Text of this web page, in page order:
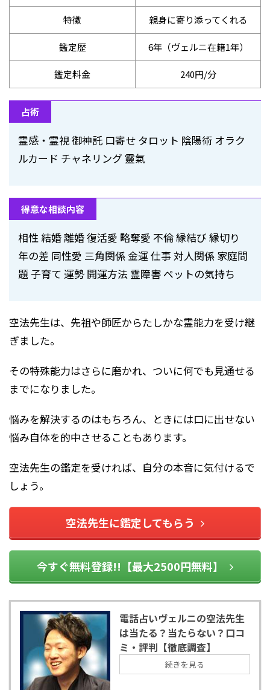
特徴 親身に寄り添ってくれる
鑑定歴 6年（ヴェルニ在籍1年）
鑑定料金 240円/分
占術
霊感・霊視 御神託 口寄せ タロット 陰陽術 オラク
ルカード チャネリング 靈氣
得意な相談内容
相性 結婚 離婚 復活愛 略奪愛 不倫 縁結び 縁切り
年の差 同性愛 三角関係 金運 仕事 対人関係 家庭問
題 子育て 運勢 開運方法 霊障害 ペットの気持ち
空法先生は、先祖や師匠からたしかな霊能力を受け継
ぎました。
その特殊能力はさらに磨かれ、ついに何でも見通せる
までになりました。
悩みを解決するのはもちろん、ときには口に出せない
悩み自体を的中させることもあります。
空法先生の鑑定を受ければ、自分の本音に気付けるで
しょう。
空法先生に鑑定してもらう
今すぐ無料登録!!【最大2500円無料】
電話占いヴェルニの空法先生
は当たる？当たらない？口コ
ミ・評判【徹底調査】
続きを見る